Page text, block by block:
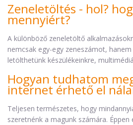
Zeneletöltés - hol?
mennyiért?
A különböző zeneletöltő
nemcsak egy-egy zeneszámot,
letölthetünk készülékeinkre,
Hogyan tudhatom
internet érhető el
Teljesen természetes, hogy
szeretnénk a magunk számára.